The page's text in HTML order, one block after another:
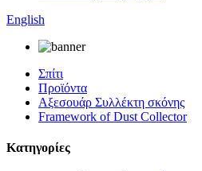
English
Σπίτι
Προϊόντα
Αξεσουάρ Συλλέκτη σκόνης
Framework of Dust Collector
Κατηγορίες